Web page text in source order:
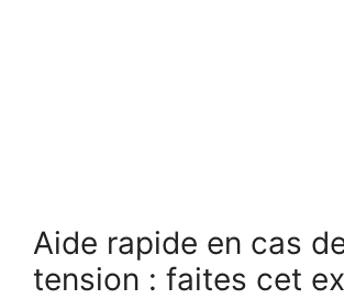
Aide rapide en cas
tension : faites cet